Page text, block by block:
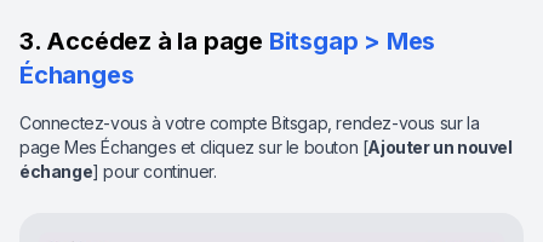
3. Accédez à la page Bitsgap > Mes
Échanges
Connectez-vous à votre compte Bitsgap, rendez-vous sur la
page Mes Échanges et cliquez sur le bouton [Ajouter un nouvel
échange] pour continuer.